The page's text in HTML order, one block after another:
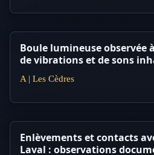
Boule lumineuse observée
de vibrations et de sons
A | Les Cèdres
Enlèvements et contacts
Laval : observations